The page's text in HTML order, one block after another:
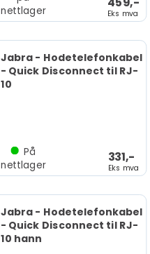
Eks mva
nettlager
Jabra - Hodetelefonkabel
- Quick Disconnect til RJ-
10
331,-
Eks mva
På
nettlager
Jabra - Hodetelefonkabel
- Quick Disconnect til RJ-
10 hann